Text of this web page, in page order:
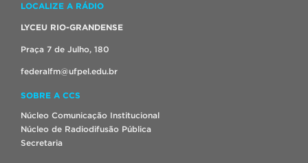
LOCALIZE A RÁDIO
LYCEU RIO-GRANDENSE
Praça 7 de Julho, 180
federalfm@ufpel.edu.br
SOBRE A CCS
Núcleo Comunicação Institucional
Núcleo de Radiodifusão Pública
Secretaria